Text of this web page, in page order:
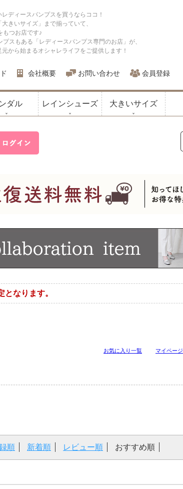
ディースパンプスを買うならココ！
大きいサイズ」まで揃っていて、
もつお店です♪
スもある「レディースパンプス専門のお店」が、
から始まるオシャレライフをご提供します！
会社概要 お問い合わせ 会員登録
ダル レインシューズ 大きいサイズ
なります。
お気に入り一覧
マイページ
順 新着順 レビュー順 おすすめ順